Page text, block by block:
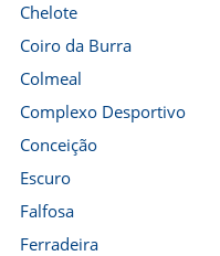
Chelote
Coiro da Burra
Colmeal
Complexo Desportivo
Conceição
Escuro
Falfosa
Ferradeira